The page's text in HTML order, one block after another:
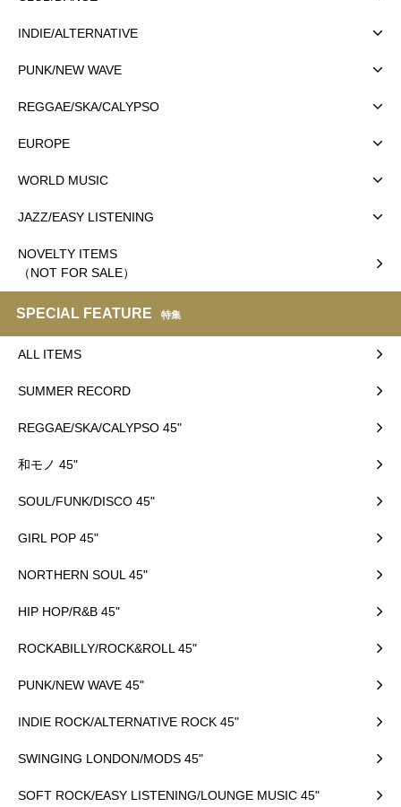
INDIE/ALTERNATIVE
PUNK/NEW WAVE
REGGAE/SKA/CALYPSO
EUROPE
WORLD MUSIC
JAZZ/EASY LISTENING
NOVELTY ITEMS
（NOT FOR SALE）
SPECIAL FEATURE 特集
ALL ITEMS
SUMMER RECORD
REGGAE/SKA/CALYPSO 45"
和モノ 45"
SOUL/FUNK/DISCO 45"
GIRL POP 45"
NORTHERN SOUL 45"
HIP HOP/R&B 45"
ROCKABILLY/ROCK&ROLL 45"
PUNK/NEW WAVE 45"
INDIE ROCK/ALTERNATIVE ROCK 45"
SWINGING LONDON/MODS 45"
SOFT ROCK/EASY LISTENING/LOUNGE MUSIC 45"